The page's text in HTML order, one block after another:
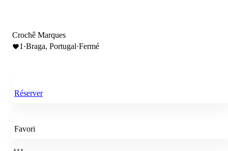
Crochê Marques
1 ·Braga, Portugal·Fermé
Réserver
Favori